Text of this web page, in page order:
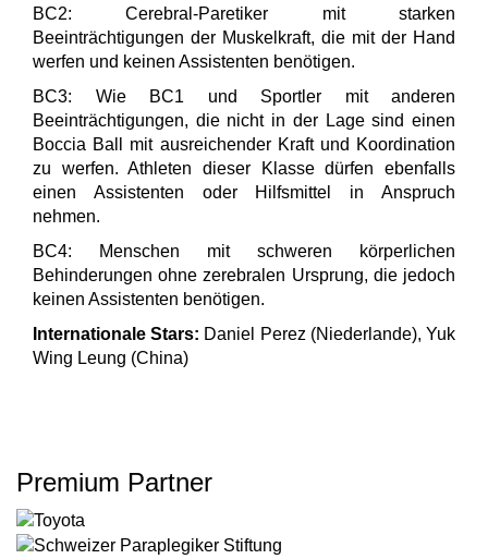
BC2: Cerebral-Paretiker mit starken
Beeinträchtigungen der Muskelkraft, die mit der Hand
werfen und keinen Assistenten benötigen.
BC3: Wie BC1 und Sportler mit anderen
Beeinträchtigungen, die nicht in der Lage sind einen
Boccia Ball mit ausreichender Kraft und Koordination
zu werfen. Athleten dieser Klasse dürfen ebenfalls
einen Assistenten oder Hilfsmittel in Anspruch
nehmen.
BC4: Menschen mit schweren körperlichen
Behinderungen ohne zerebralen Ursprung, die jedoch
keinen Assistenten benötigen.
Internationale Stars: Daniel Perez (Niederlande), Yuk
Wing Leung (China)
Premium Partner